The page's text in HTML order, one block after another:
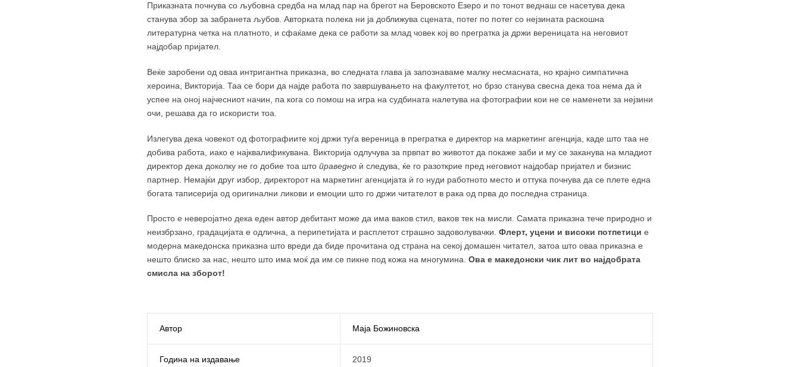
Приказната почнува со љубовна средба на млад пар на брегот на Беровското Езеро и по тонот веднаш се насетува дека
станува збор за забранета љубов. Авторката полека ни ја доближува сцената, потег по потег со нејзината раскошна
литературна четка на платното, и сфаќаме дека се работи за млад човек кој во прегратка ја држи вереницата на неговиот
најдобар пријател.
Веќе заробени од оваа интригантна приказна, во следната глава ја запознаваме малку несмасната, но крајно симпатична
хероина, Викторија. Таа се бори да најде работа по завршувањето на факултетот, но брзо станува свесна дека тоа нема да ѝ
успее на оној најчесниот начин, па кога со помош на игра на судбината налетува на фотографии кои не се наменети за нејзини
очи, решава да го искористи тоа.
Излегува дека човекот од фотографиите кој држи туѓа вереница в прегратка е директор на маркетинг агенција, каде што таа не
добива работа, иако е најквалификувана. Викторија одлучува за првпат во животот да покаже заби и му се заканува на младиот
директор дека доколку не го добие тоа што праведно ѝ следува, ќе го разоткрие пред неговиот најдобар пријател и бизнис
партнер. Немајќи друг избор, директорот на маркетинг агенцијата ѝ го нуди работното место и оттука почнува да се плете една
богата таписерија од оригинални ликови и емоции што го држи читателот в рака од прва до последна страница.
Просто е неверојатно дека еден автор дебитант може да има ваков стил, ваков тек на мисли. Самата приказна тече природно и
неизбрзано, градацијата е одлична, а перипетијата и расплетот страшно задоволувачки. Флерт, уцени и високи потпетици е
модерна македонска приказна што вреди да биде прочитана од страна на секој домашен читател, затоа што оваа приказна е
нешто блиско за нас, нешто што има моќ да им се пикне под кожа на многумина. Ова е македонски чик лит во најдобрата
смисла на зборот!
Автор Маја Божиновска
Година на издавање 2019